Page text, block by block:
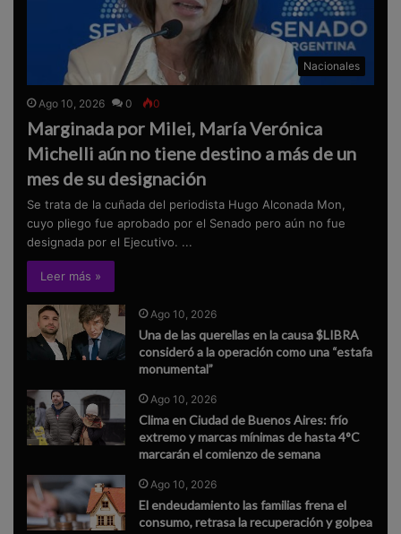
Nacionales
Ago 10, 2026 0 0
Marginada por Milei, María Verónica
Michelli aún no tiene destino a más de un
mes de su designación
Se trata de la cuñada del periodista Hugo Alconada Mon,
cuyo pliego fue aprobado por el Senado pero aún no fue
designada por el Ejecutivo. ...
Leer más »
Ago 10, 2026
Una de las querellas en la causa $LIBRA
consideró a la operación como una “estafa
monumental”
Ago 10, 2026
Clima en Ciudad de Buenos Aires: frío
extremo y marcas mínimas de hasta 4°C
marcarán el comienzo de semana
Ago 10, 2026
El endeudamiento las familias frena el
consumo, retrasa la recuperación y golpea